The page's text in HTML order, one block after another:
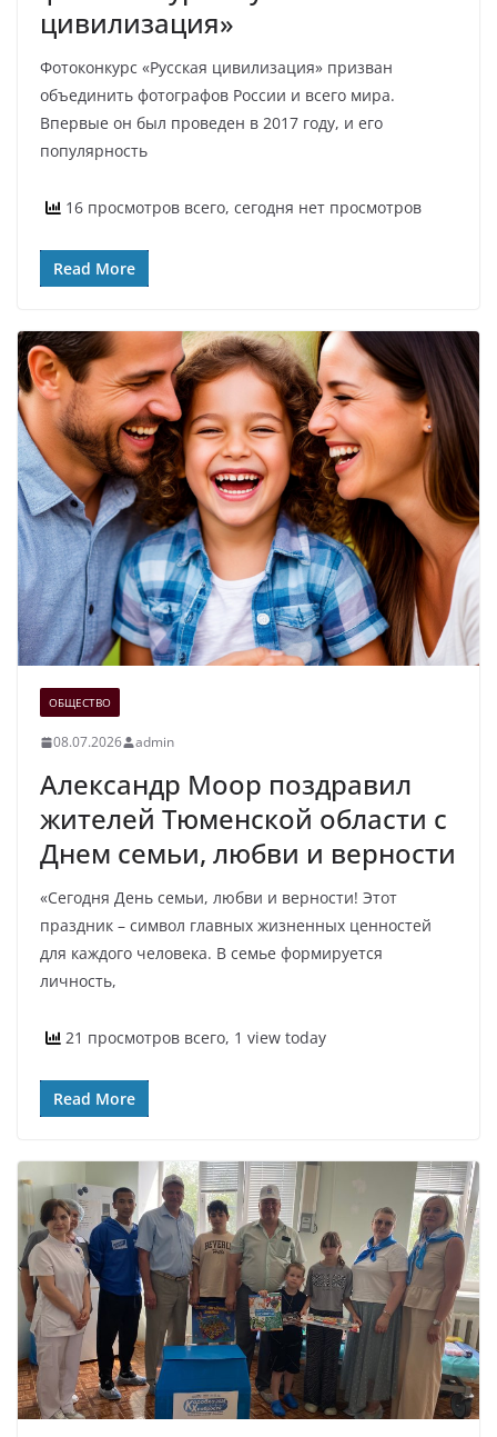
цивилизация»
Фотоконкурс «Русская цивилизация» призван
объединить фотографов России и всего мира.
Впервые он был проведен в 2017 году, и его
популярность
16 просмотров всего, сегодня нет просмотров
Read More
ОБЩЕСТВО
08.07.2026 admin
Александр Моор поздравил
жителей Тюменской области с
Днем семьи, любви и верности
«Сегодня День семьи, любви и верности! Этот
праздник – символ главных жизненных ценностей
для каждого человека. В семье формируется
личность,
21 просмотров всего, 1 view today
Read More